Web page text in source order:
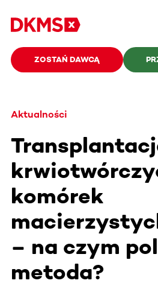
ZOSTAŃ DAWCĄ
Aktualności
komórek
– na czym
metoda?